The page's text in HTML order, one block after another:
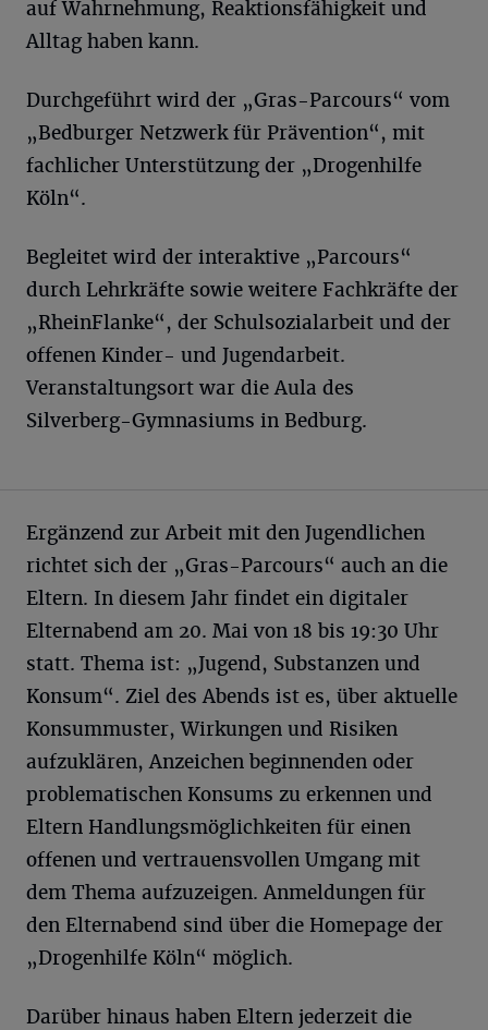
auf Wahrnehmung, Reaktionsfähigkeit und
Alltag haben kann.
Durchgeführt wird der „Gras-Parcours“ vom
„Bedburger Netzwerk für Prävention“, mit
fachlicher Unterstützung der „Drogenhilfe
Köln“.
Begleitet wird der interaktive „Parcours“
durch Lehrkräfte sowie weitere Fachkräfte der
„RheinFlanke“, der Schulsozialarbeit und der
offenen Kinder- und Jugendarbeit.
Veranstaltungsort war die Aula des
Silverberg-Gymnasiums in Bedburg.
Ergänzend zur Arbeit mit den Jugendlichen
richtet sich der „Gras-Parcours“ auch an die
Eltern. In diesem Jahr findet ein digitaler
Elternabend am 20. Mai von 18 bis 19:30 Uhr
statt. Thema ist: „Jugend, Substanzen und
Konsum“. Ziel des Abends ist es, über aktuelle
Konsummuster, Wirkungen und Risiken
aufzuklären, Anzeichen beginnenden oder
problematischen Konsums zu erkennen und
Eltern Handlungsmöglichkeiten für einen
offenen und vertrauensvollen Umgang mit
dem Thema aufzuzeigen. Anmeldungen für
den Elternabend sind über die Homepage der
„Drogenhilfe Köln“ möglich.
Darüber hinaus haben Eltern jederzeit die